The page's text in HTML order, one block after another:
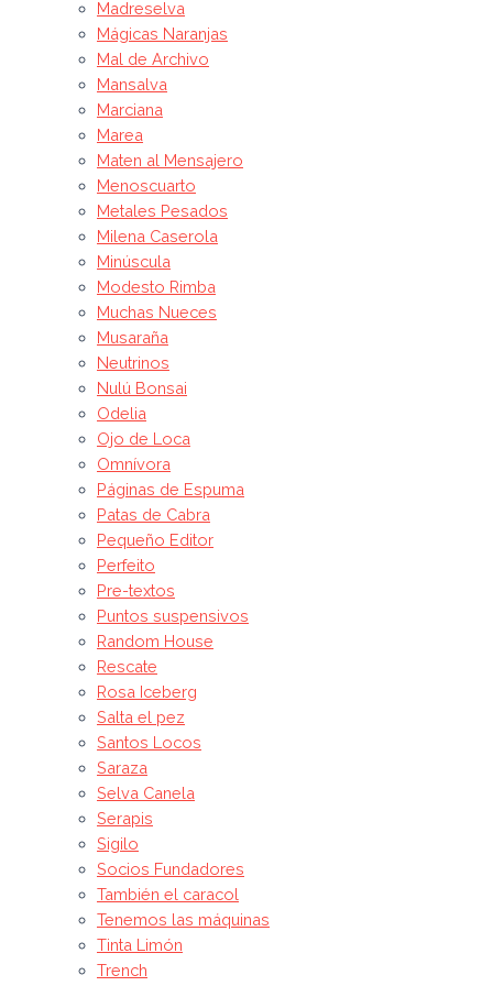
Madreselva
Mágicas Naranjas
Mal de Archivo
Mansalva
Marciana
Marea
Maten al Mensajero
Menoscuarto
Metales Pesados
Milena Caserola
Minúscula
Modesto Rimba
Muchas Nueces
Musaraña
Neutrinos
Nulú Bonsai
Odelia
Ojo de Loca
Omnívora
Páginas de Espuma
Patas de Cabra
Pequeño Editor
Perfeito
Pre-textos
Puntos suspensivos
Random House
Rescate
Rosa Iceberg
Salta el pez
Santos Locos
Saraza
Selva Canela
Serapis
Sigilo
Socios Fundadores
También el caracol
Tenemos las máquinas
Tinta Limón
Trench